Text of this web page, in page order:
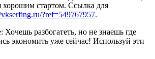
хорошим стартом. Ссылка для
?ref=549767957.
разбогатеть, но не знаешь где
экономить уже сейчас! Используй эти